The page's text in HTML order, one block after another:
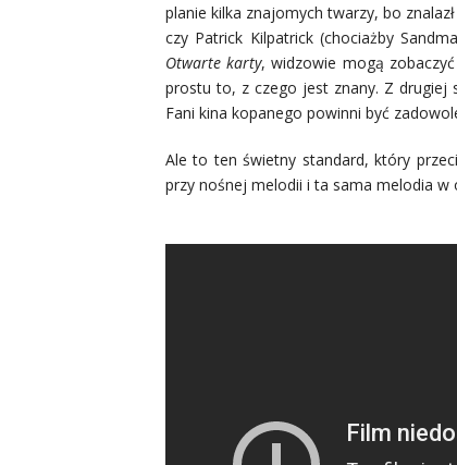
planie kilka znajomych twarzy, bo
czy Patrick Kilpatrick (chociażby
Otwarte karty, widzowie mogą
prostu to, z czego jest znany. Z drugiej
Fani kina kopanego powinni być
Ale to ten świetny standard, który
przy nośnej melodii i ta sama melodia